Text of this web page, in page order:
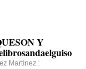
Y
Martínez :